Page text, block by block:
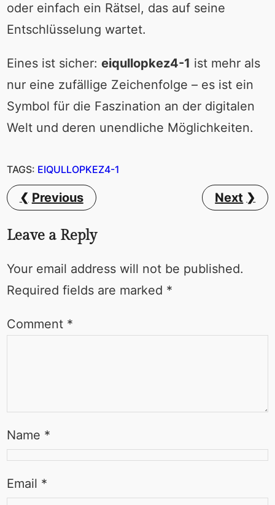
oder einfach ein Rätsel, das auf seine
Entschlüsselung wartet.
Eines ist sicher: eiqullopkez4-1 ist mehr als
nur eine zufällige Zeichenfolge – es ist ein
Symbol für die Faszination an der digitalen
Welt und deren unendliche Möglichkeiten.
TAGS: EIQULLOPKEZ4-1
Previous Next
Leave a Reply
Your email address will not be published.
Required fields are marked *
Comment *
Name *
Email *